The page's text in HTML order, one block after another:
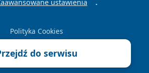
ustawienia
Polityka Cookies
do serwisu